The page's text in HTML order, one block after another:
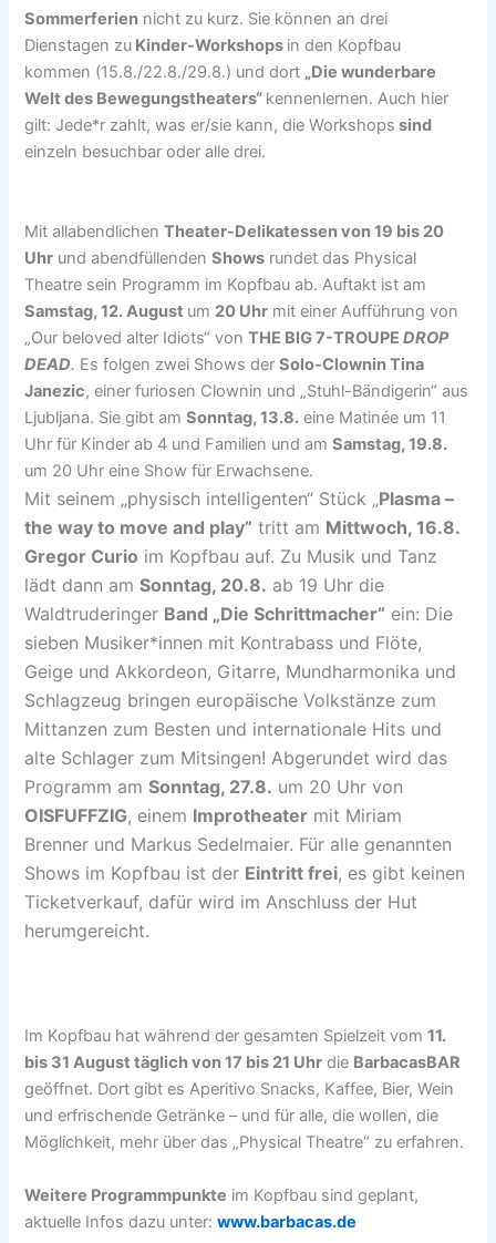
Sommerferien nicht zu kurz. Sie können an drei
Dienstagen zu Kinder-Workshops in den Kopfbau
kommen (15.8./22.8./29.8.) und dort „Die wunderbare
Welt des Bewegungstheaters“ kennenlernen. Auch hier
gilt: Jede*r zahlt, was er/sie kann, die Workshops sind
einzeln besuchbar oder alle drei.
Mit allabendlichenTheater-Delikatessen von 19 bis 20
Uhr und abendfüllendenShows rundet das Physical
Theatre sein Programm im Kopfbau ab. Auftakt ist am
Samstag, 12. August um 20 Uhr mit einer Aufführung von
„Our beloved alter Idiots“ vonTHE BIG 7-TROUPEDROP
DEAD. Es folgen zwei Shows derSolo-Clownin Tina
Janezic, einer furiosen Clownin und „Stuhl-Bändigerin“ aus
Ljubljana. Sie gibt amSonntag, 13.8. eine Matinée um 11
Uhr für Kinder ab 4 und Familien und amSamstag, 19.8.
um 20 Uhr eine Show für Erwachsene.
Mit seinem „physisch intelligenten“ Stück „Plasma –
the way to move and play” tritt am Mittwoch, 16.8.
Gregor Curio im Kopfbau auf. Zu Musik und Tanz
lädt dann amSonntag, 20.8. ab 19 Uhr die
Waldtruderinger Band „Die Schrittmacher“ ein: Die
sieben Musiker*innen mit Kontrabass und Flöte,
Geige und Akkordeon, Gitarre, Mundharmonika und
Schlagzeug bringen europäische Volkstänze zum
Mittanzen zum Besten und internationale Hits und
alte Schlager zum Mitsingen! Abgerundet wird das
Programm amSonntag, 27.8. um 20 Uhr von
OISFUFFZIG, einem Improtheater mit Miriam
Brenner und Markus Sedelmaier. Für alle genannten
Shows im Kopfbau ist der Eintritt frei, es gibt keinen
Ticketverkauf, dafür wird im Anschluss der Hut
herumgereicht.
Im Kopfbau hat während der gesamten Spielzeit vom11.
bis 31 August täglich von 17 bis 21 Uhr die BarbacasBAR
geöffnet. Dort gibt es Aperitivo Snacks, Kaffee, Bier, Wein
und erfrischende Getränke – und für alle, die wollen, die
Möglichkeit, mehr über das „Physical Theatre“ zu erfahren.
Weitere Programmpunkte im Kopfbau sind geplant,
aktuelle Infos dazu unter:www.barbacas.de